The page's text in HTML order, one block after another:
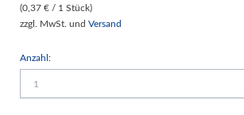
(0,37 € / 1 Stück)
zzgl. MwSt. und Versand
Anzahl: